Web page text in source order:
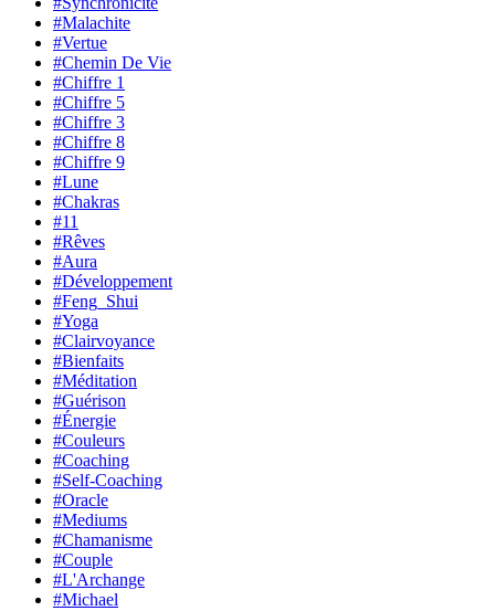
#Malachite
#Vertue
#Chemin De Vie
#Chiffre 1
#Chiffre 5
#Chiffre 3
#Chiffre 8
#Chiffre 9
#Lune
#Chakras
#11
#Rêves
#Aura
#Développement
#Feng_Shui
#Yoga
#Clairvoyance
#Bienfaits
#Méditation
#Guérison
#Énergie
#Couleurs
#Coaching
#Self-Coaching
#Oracle
#Mediums
#Chamanisme
#Couple
#L'Archange
#Michael